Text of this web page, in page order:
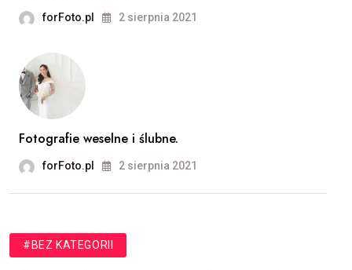
forFoto.pl 2 sierpnia 2021
Fotografie weselne i ślubne.
forFoto.pl 2 sierpnia 2021
#BEZ KATEGORII